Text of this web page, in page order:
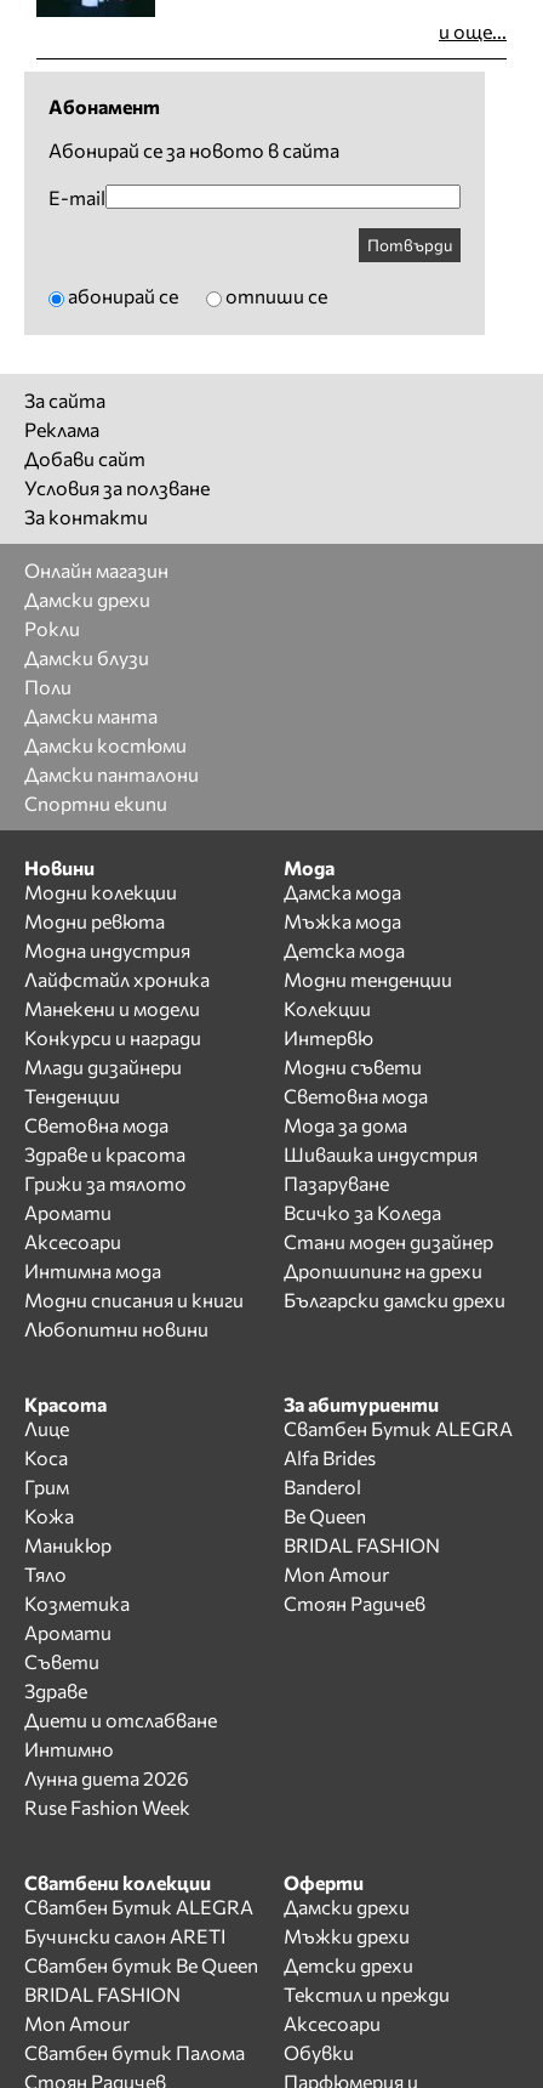
и още...
Абонамент
Абонирай се за новото в сайта
E-mail
Потвърди
абонирай се отпиши се
За сайта
Реклама
Добави сайт
Условия за ползване
За контакти
Онлайн магазин
Дамски дрехи
Рокли
Дамски блузи
Поли
Дамски манта
Дамски костюми
Дамски панталони
Спортни екипи
Новини
Модни колекции
Модни ревюта
Модна индустрия
Лайфстайл хроника
Манекени и модели
Конкурси и награди
Млади дизайнери
Тенденции
Световна мода
Здраве и красота
Грижи за тялото
Аромати
Аксесоари
Интимна мода
Модни списания и книги
Любопитни новини
Мода
Дамска мода
Мъжка мода
Детска мода
Модни тенденции
Колекции
Интервю
Модни съвети
Световна мода
Мода за дома
Шивашка индустрия
Пазаруване
Всичко за Коледа
Стани моден дизайнер
Дропшипинг на дрехи
Български дамски дрехи
Красота
Лице
Коса
Грим
Кожа
Маникюр
Тяло
Козметика
Аромати
Съвети
Здраве
Диети и отслабване
Интимно
Лунна диета 2026
Ruse Fashion Week
За абитуриенти
Сватбен Бутик ALEGRA
Alfa Brides
Banderol
Be Queen
BRIDAL FASHION
Mon Amour
Стоян Радичев
Сватбени колекции
Сватбен Бутик ALEGRA
Бучински салон ARETI
Сватбен бутик Be Queen
BRIDAL FASHION
Mon Amour
Сватбен бутик Палома
Стоян Радичев
Оферти
Дамски дрехи
Мъжки дрехи
Детски дрехи
Текстил и прежди
Аксесоари
Обувки
Парфюмерия и